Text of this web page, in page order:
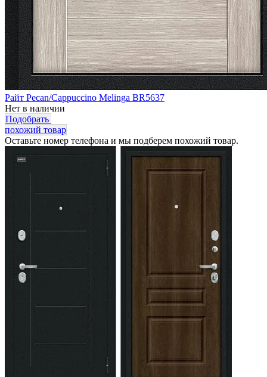
Райт Pecan/Cappuccino Melinga BR5637
Нет в наличии
Подобрать
похожий товар
Оставьте номер телефона и мы подберем похожий товар.